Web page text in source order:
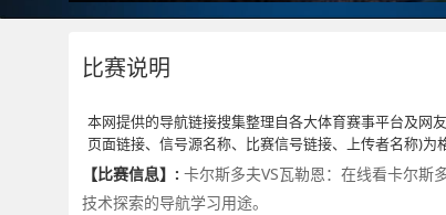
比赛说明
本网提供的导航链接搜集整理自各大体育赛事平台及网
页面链接、信号源名称、比赛信号链接、上传者名称)
【比赛信息】: 卡尔斯多夫VS瓦勒恩：在线看卡尔斯
技术探索的导航学习用途。